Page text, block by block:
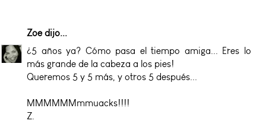
Zoedijo...
¿5 años ya? Cómo pasa el tiempo amiga... Eres lo
más grande de la cabeza a los pies!
Queremos 5 y 5 más, y otros 5 después...
MMMMMMmmuacks!!!!
Z.